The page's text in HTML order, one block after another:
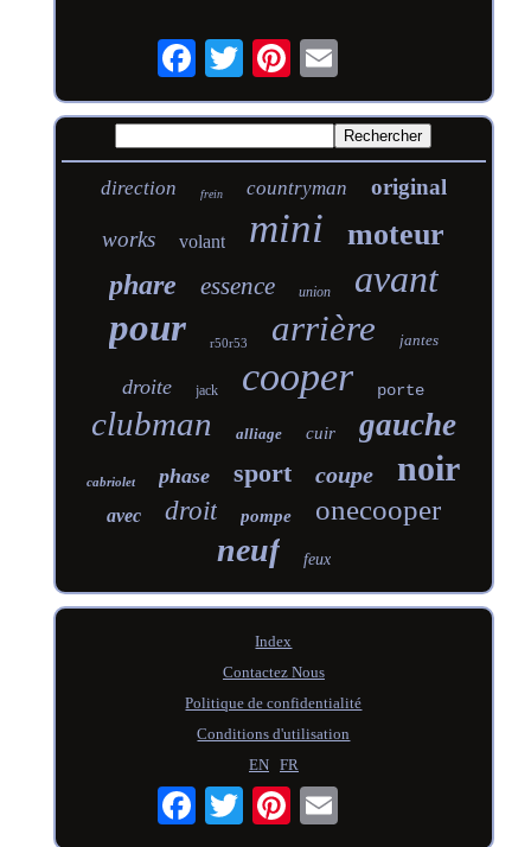
direction frein countryman original
works volant mini moteur
phare essence union
avant
pour
r50r53 arrière jantes
droite jack cooper porte
clubman alliage cuir gauche
cabriolet phase sport coupe noir
avec droit pompe onecooper
neuf feux
Index
Contactez Nous
Politique de confidentialité
Conditions d'utilisation
EN
FR